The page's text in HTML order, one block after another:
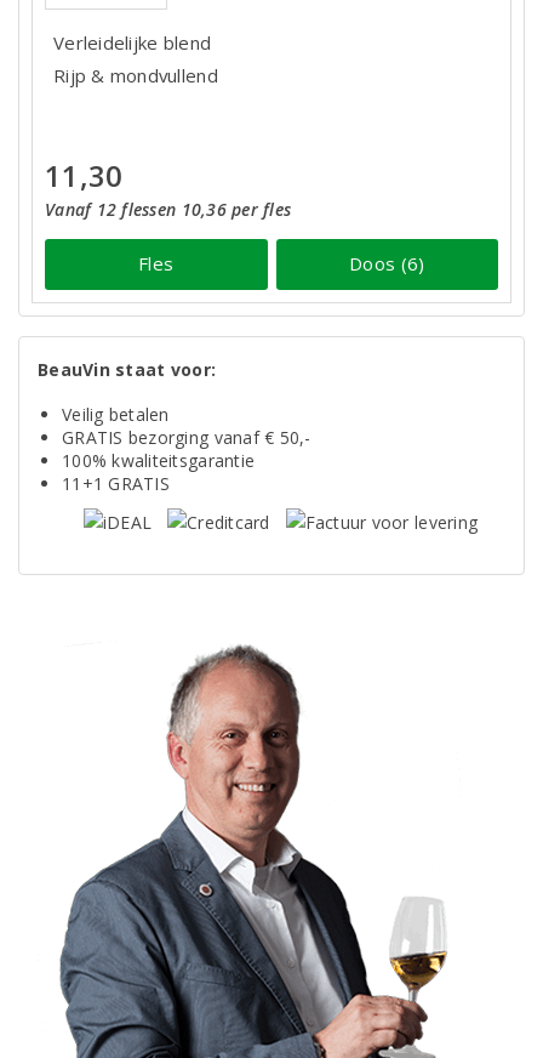
Verleidelijke blend
Rijp & mondvullend
11,30
Vanaf 12 flessen 10,36 per fles
Fles Doos (6)
BeauVin staat voor:
Veilig betalen
GRATIS bezorging vanaf € 50,-
100% kwaliteitsgarantie
11+1 GRATIS